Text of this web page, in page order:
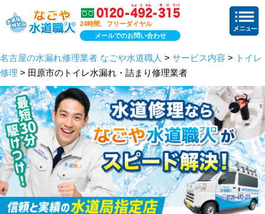
24時間、フリーダイヤル
メールでのお問い合わせ
名古屋の水漏れ修理業者 なごや水道職人 > サービス内容 > トイレ
修理 > 田原市のトイレ水漏れ・詰まり修理業者